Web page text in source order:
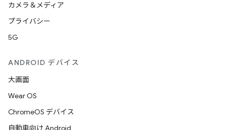
カメラ＆メディア
プライバシー
5G
ANDROID デバイス
大画面
Wear OS
ChromeOS デバイス
自動車向け Android